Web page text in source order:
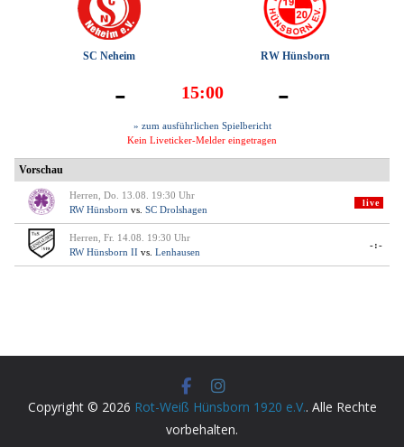
Copyright © 2026 Rot-Weiß Hünsborn 1920 e.V.. Alle Rechte
vorbehalten.